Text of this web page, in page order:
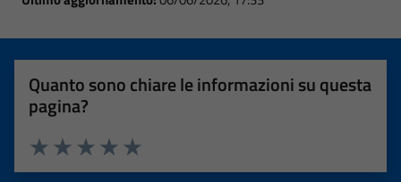
Quanto sono chiare le informazioni su questa
pagina?
Valuta 5 stelle su 5
Valuta 4 stelle su 5
Valuta 3 stelle su 5
Valuta 2 stelle su 5
Valuta 1 stelle su 5